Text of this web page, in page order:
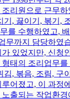
리원으로 근무
기, 끓이기, 볶기,
를 수행하였고,
무까지 담당하였
있었지만, 신청
태의 조리업무
김, 볶음, 조림, 구
어졌고, 이 과정
출되는 작업환경